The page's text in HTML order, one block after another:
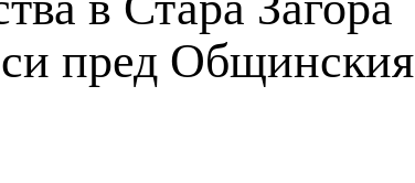
си пред Общинския